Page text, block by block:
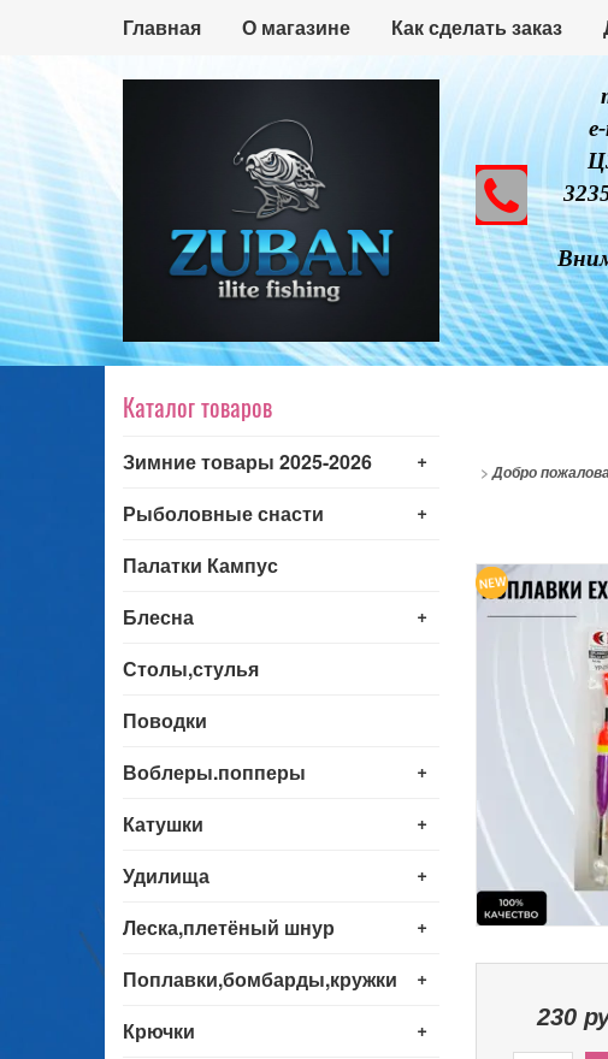
Главная О магазине Как сделать заказ
Каталог товаров
+
Зимние товары 2025-2026
+
Рыболовные снасти
Палатки Кампус
+
Блесна
Столы,стулья
Поводки
+
Воблеры.попперы
+
Катушки
+
Удилища
+
Леска,плетёный шнур
+
Поплавки,бомбарды,кружки
+
Крючки
>Добро
230